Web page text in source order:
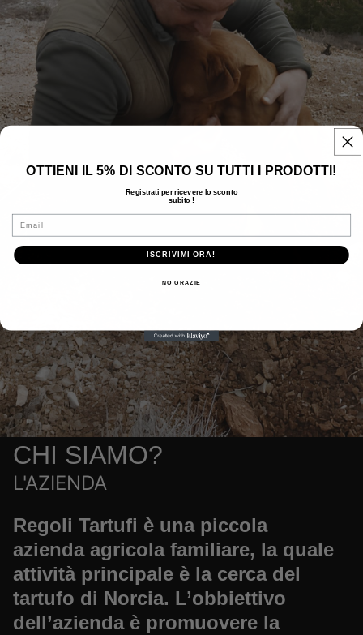
CHI SIAMO?
L'AZIENDA
Regoli Tartufi è una piccola
azienda agricola familiare, la quale
attività principale è la cerca del
tartufo di Norcia. L’obbiettivo
dell’azienda è promuovere la
OTTIENI IL 5% DI SCONTO SU TUTTI I PRODOTTI!
Registrati per ricevere lo sconto
subito !
Email
ISCRIVIMI ORA!
NO GRAZIE